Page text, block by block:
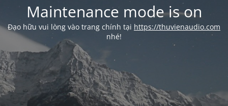
Maintenance mode is on
Đạo hữu vui lòng vào trang chính tại https://thuvienaudio.com
nhé!